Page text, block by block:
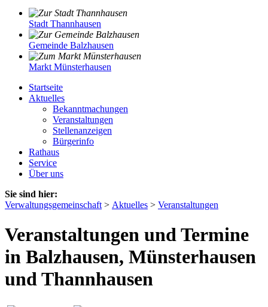
Stadt Thannhausen
Gemeinde Balzhausen
Markt Münsterhausen
Startseite
Aktuelles
Bekanntmachungen
Veranstaltungen
Stellenanzeigen
Bürgerinfo
Rathaus
Service
Über uns
Sie sind hier:
Verwaltungsgemeinschaft > Aktuelles > Veranstaltungen
Veranstaltungen und Termine
in Balzhausen, Münsterhausen
und Thannhausen